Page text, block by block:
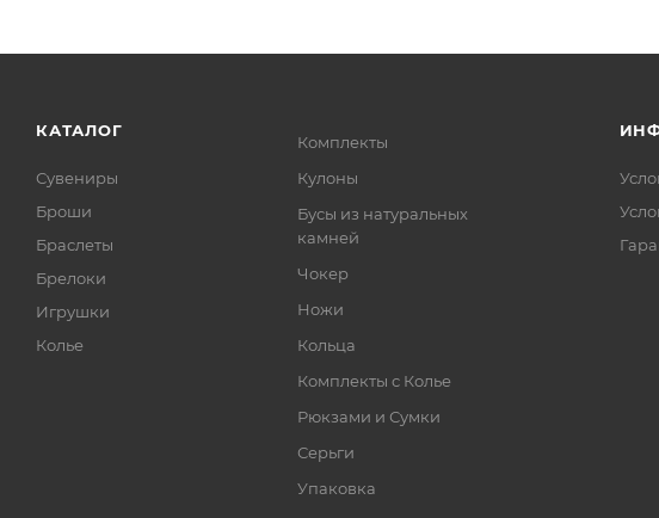
КАТАЛОГ
Сувениры
Броши
Браслеты
Брелоки
Игрушки
Колье
Комплекты
Кулоны
Бусы из натуральных
камней
Чокер
Ножи
Кольца
Комплекты с Колье
Рюкзами и Сумки
Серьги
Упаковка